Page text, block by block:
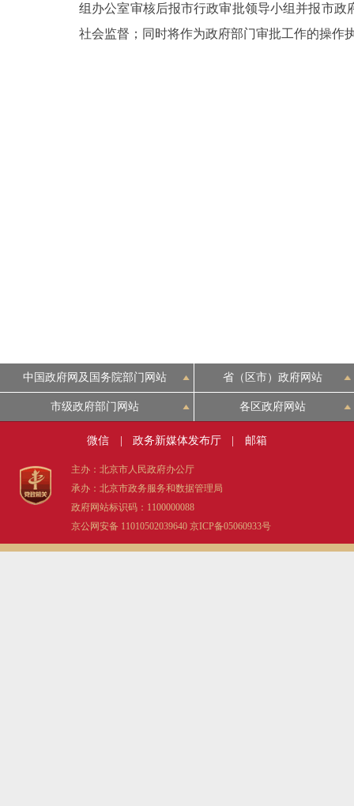
组办公室审核后报市行政审批领导小组并报市
社会监督；同时将作为政府部门审批工作的操作
中国政府网及国务院部门网站 省（区市）政府网站
市级政府部门网站 各区政府网站
微信 政务新媒体发布厅 邮箱
主办：北京市人民政府办公厅
承办：北京市政务服务和数据管理局
政府网站标识码：1100000088
京公网安备 11010502039640 京ICP备05060933号